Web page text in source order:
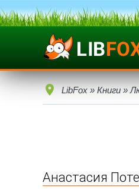
LibFox » Книги »
Анастасия